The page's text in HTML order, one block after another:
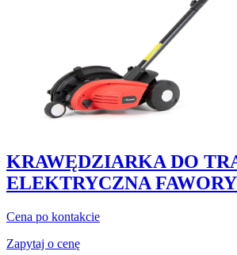
KRAWĘDZIARKA DO
ELEKTRYCZNA
Cena po kontakcie
Zapytaj o cenę